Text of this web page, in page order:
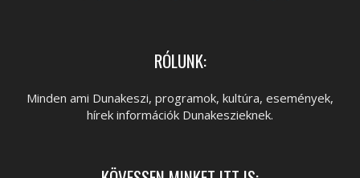
RÓLUNK:
Minden ami Dunakeszi, programok, kultúra, események,
hírek információk Dunakeszieknek.